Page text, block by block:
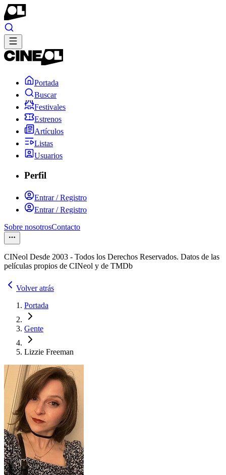
Portada
Buscar
Festivales
Estrenos
Artículos
Listas
Usuarios
Perfil
Entrar / Registro
Entrar / Registro
Sobre nosotrosContacto
CINeol Desde 2003 - Todos los Derechos Reservados. Datos de las
películas propios de CINeol y de TMDb
Volver atrás
Portada
Gente
Lizzie Freeman